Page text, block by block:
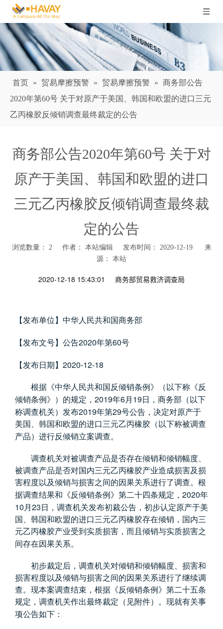
首页 » 贸易摩擦预警 » 贸易摩擦预警 » 商务部公告
2020年第60号 关于对原产于美国、韩国和欧盟的进口三元
乙丙橡胶反倾销调查最终裁定的公告
商务部公告2020年第60号 关于对
原产于美国、韩国和欧盟的进口
三元乙丙橡胶反倾销调查最终裁
定的公告
浏览数量： 2 作者： 本站编辑 发布时间： 2020-12-19 来
源： 本站
2020-12-18 15:43:01 商务部贸易救济调查局
【发布单位】中华人民共和国商务部
【发布文号】公告2020年第60号
【发布日期】 2020-12-18
根据《中华人民共和国反倾销条例》（以下称《反
倾销条例》）的规定， 2019年6月 19日，商务部（以下
称调查机关）发布2019年第29号公告，决定对原产于
美国、韩国和欧盟的进口三元乙丙橡胶（以下称被调查
产品）进行反倾销立案调查。
调查机关对被调查产品是否存在倾销和倾销幅度、
被调查产品是否对国内三元乙丙橡胶产业造成损害及损
害程度以及倾销与损害之间的因果关系进行了调查。根
据调查结果和《反倾销条例》第二十四条规定， 2020年
10 月 23 日，调查机关发布初裁公告，初步认定原产于美
国、韩国和欧盟的进口三元乙丙橡胶存在倾销，国内三
元乙丙橡胶产业受到实质损害，而且倾销与实质损害之
间存在因果关系。
初步裁定后，调查机关对倾销和倾销幅度、损害和
损害程度以及倾销与损害之间的因果关系进行了继续调
查。现本案调查结束，根据《反倾销条例》第二十五条
规定，调查机关作出最终裁定（见附件）。现就有关事
项公告如下：